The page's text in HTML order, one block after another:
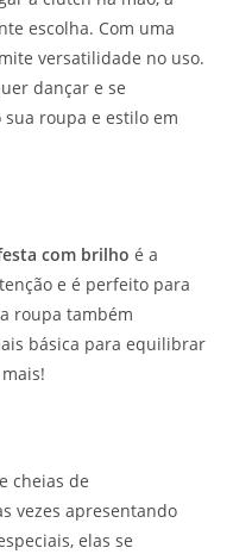
escolha. Com uma
versatilidade no uso.
dançar e se
roupa e estilo em
com brilho é a
e é perfeito para
roupa também
básica para equilibrar
cheias de
vezes apresentando
elas se